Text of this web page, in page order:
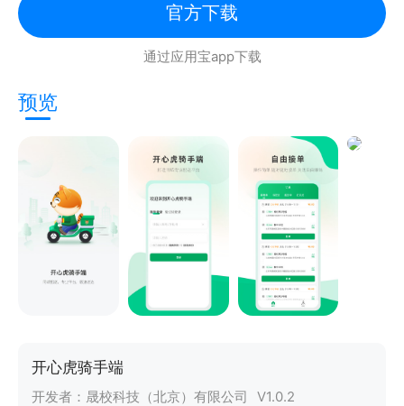
官方下载
通过应用宝app下载
预览
开心虎骑手端
开发者： 晟校科技（北京）有限公司 V1.0.2